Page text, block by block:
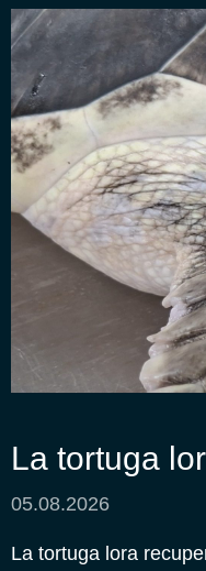
La tortuga
05.08.2026
La tortuga lora